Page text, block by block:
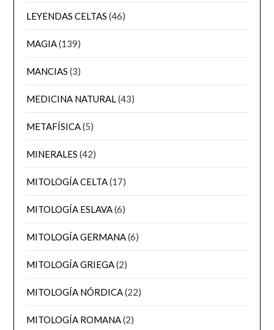
LEYENDAS CELTAS (46)
MAGIA(139)
MANCIAS (3)
MEDICINA NATURAL(43)
METAFÍSICA(5)
MINERALES (42)
MITOLOGÍA CELTA(17)
MITOLOGÍA ESLAVA(6)
MITOLOGÍA GERMANA(6)
MITOLOGÍA GRIEGA(2)
MITOLOGÍA NÓRDICA(22)
MITOLOGÍA ROMANA(2)